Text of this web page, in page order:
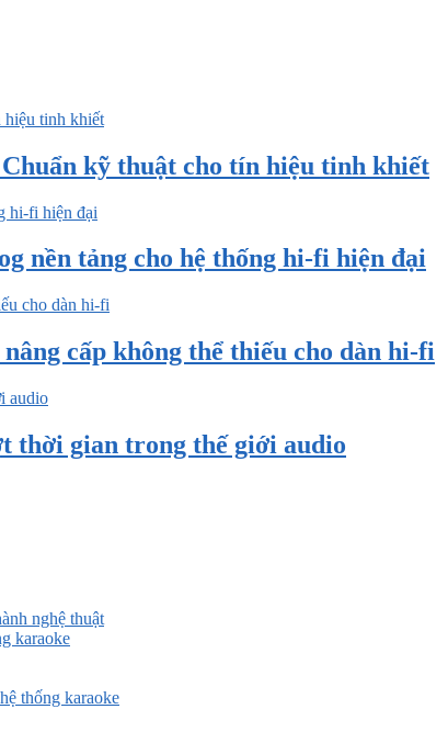
kỹ thuật cho tín hiệu tinh khiết
nền tảng cho hệ thống hi-fi hiện đại
cấp không thể thiếu cho dàn hi-fi
thời gian trong thế giới audio
nghệ thuật
karaoke
thống karaoke